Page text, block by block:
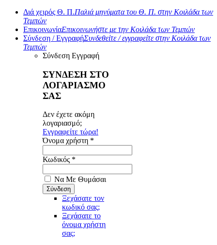
Διά χειρός Θ. Π.Παλιά μηνύματα του Θ. Π. στην Κοιλάδα των
Τεμπών
ΕπικοινωνίαΕπικοινωνήστε με την Κοιλάδα των Τεμπών
Σύνδεση / ΕγγραφήΣυνδεθείτε / εγγραφείτε στην Κοιλάδα των
Τεμπών
Σύνδεση Εγγραφή
ΣΥΝΔΕΣΗ ΣΤΟ
ΛΟΓΑΡΙΑΣΜΟ
ΣΑΣ
Δεν έχετε ακόμη
λογαριασμό;
Εγγραφείτε τώρα!
Όνομα χρήστη *
Κωδικός *
Να Με Θυμάσαι
Ξεχάσατε τον
κωδικό σας;
Ξεχάσατε το
όνομα χρήστη
σας;